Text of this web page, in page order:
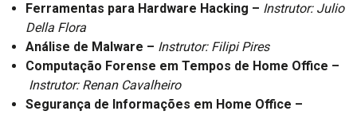
Ferramentas para Hardware Hacking – Instrutor: Julio
Della Flora
Análise de Malware – Instrutor: Filipi Pires
Computação Forense em Tempos de Home Office –
Instrutor: Renan Cavalheiro
Segurança de Informações em Home Office –